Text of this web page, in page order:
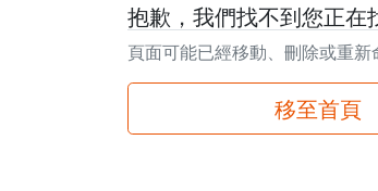
抱歉，我們找不到您正在
頁面可能已經移動、刪除或重新
移至首頁